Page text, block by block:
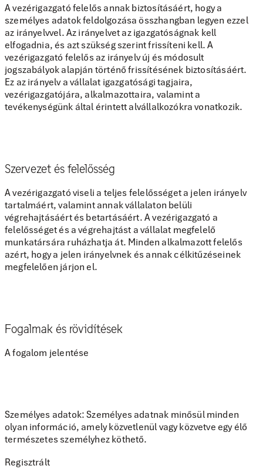
A vezérigazgató felelős annak biztosításáért, hogy a
személyes adatok feldolgozása összhangban legyen ezzel
az irányelvvel. Az irányelvet az igazgatóságnak kell
elfogadnia, és azt szükség szerint frissíteni kell. A
vezérigazgató felelős az irányelv új és módosult
jogszabályok alapján történő frissítésének biztosításáért.
Ez az irányelv a vállalat igazgatósági tagjaira,
vezérigazgatójára, alkalmazottaira, valamint a
tevékenységünk által érintett alvállalkozókra vonatkozik.
Szervezet és felelősség
A vezérigazgató viseli a teljes felelősséget a jelen irányelv
tartalmáért, valamint annak vállalaton belüli
végrehajtásáért és betartásáért. A vezérigazgató a
felelősséget és a végrehajtást a vállalat megfelelő
munkatársára ruházhatja át. Minden alkalmazott felelős
azért, hogy a jelen irányelvnek és annak célkitűzéseinek
megfelelően járjon el.
Fogalmak és rövidítések
A fogalom jelentése
Személyes adatok: Személyes adatnak minősül minden
olyan információ, amely közvetlenül vagy közvetve egy élő
természetes személyhez köthető.
Regisztrált